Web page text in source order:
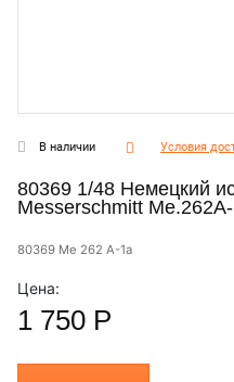
В наличии Условия
80369 1/48 Немецкий
Messerschmitt
80369 Me 262 A-1a
Цена:
1 750 Р